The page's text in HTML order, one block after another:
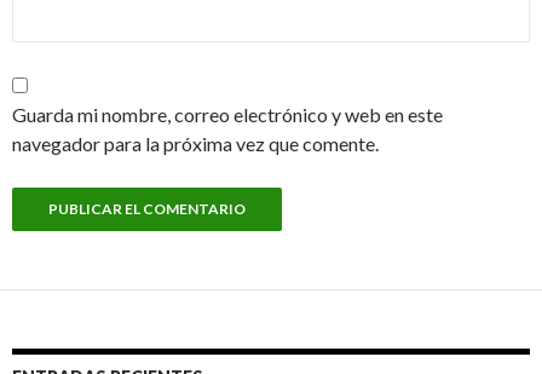
Guarda mi nombre, correo electrónico y web en este
navegador para la próxima vez que comente.